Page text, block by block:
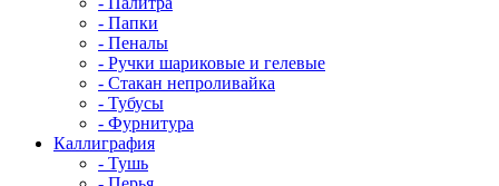
- Папки
- Пеналы
- Ручки шариковые и гелевые
- Стакан непроливайка
- Тубусы
- Фурнитура
Каллиграфия
- Тушь